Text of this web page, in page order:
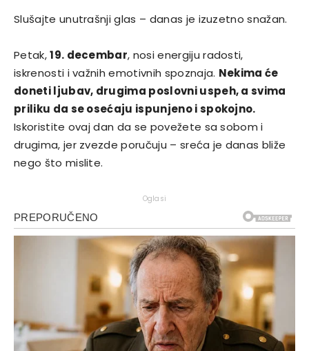
Slušajte unutrašnji glas – danas je izuzetno snažan.
Petak,19. decembar, nosi energiju radosti,
iskrenosti i važnih emotivnih spoznaja. Nekima će
doneti ljubav, drugima poslovni uspeh, a svima
priliku da se osećaju ispunjeno i spokojno.
Iskoristite ovaj dan da se povežete sa sobom i
drugima, jer zvezde poručuju – sreća je danas bliže
nego što mislite.
Oglasi